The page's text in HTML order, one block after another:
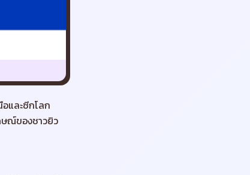
อและซีกโลก
ษณ์ของชาวยิว